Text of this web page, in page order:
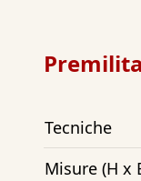
Tecniche
Misure (H x